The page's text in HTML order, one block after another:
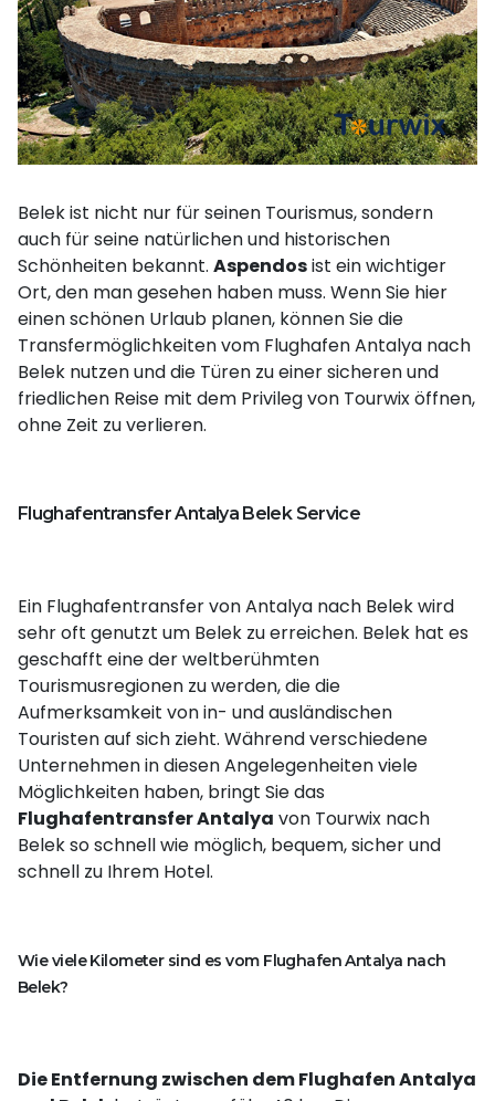
Belek ist nicht nur für seinen Tourismus, sondern
auch für seine natürlichen und historischen
Schönheiten bekannt. Aspendosist ein wichtiger
Ort, den man gesehen haben muss. Wenn Sie hier
einen schönen Urlaub planen, können Sie die
Transfermöglichkeiten vom Flughafen Antalya nach
Belek nutzen und die Türen zu einer sicheren und
friedlichen Reise mit dem Privileg von Tourwix öffnen,
ohne Zeit zu verlieren.
Flughafentransfer Antalya Belek Service
Ein Flughafentransfer von Antalya nach Belek wird
sehr oft genutzt um Belek zu erreichen. Belek hat es
geschafft eine der weltberühmten
Tourismusregionen zu werden, die die
Aufmerksamkeit von in- und ausländischen
Touristen auf sich zieht. Während verschiedene
Unternehmen in diesen Angelegenheiten viele
Möglichkeiten haben, bringt Sie das
Flughafentransfer Antalya von Tourwix nach
Belek so schnell wie möglich, bequem, sicher und
schnell zu Ihrem Hotel.
Wie viele Kilometer sind es vom Flughafen Antalya nach
Belek?
Die Entfernung zwischen dem Flughafen Antalya